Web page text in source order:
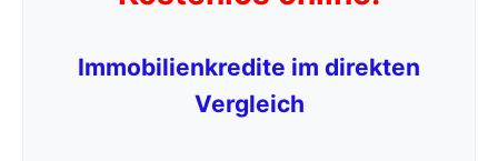
Immobilienkredite im direkten
Vergleich